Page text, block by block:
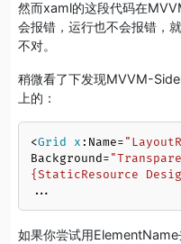
然而xaml的这段代码在
会报错，运行也不会报错，
不对。
稍微看了下发现MVVM-
上的：
<Grid x :Name=
Background=
{StaticResource
...
如果你尝试用ElementName